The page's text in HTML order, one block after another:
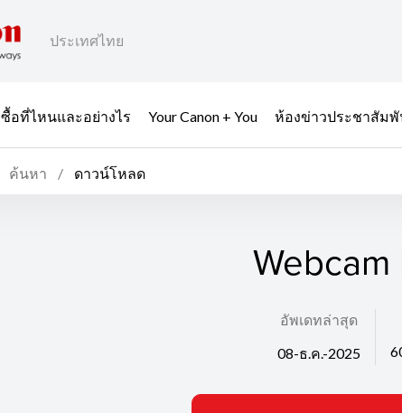
ประเทศไทย
ซื้อที่ไหนและอย่างไร Your Canon + You ห้องข่าวประชาสัม
ค้นหา ดาวน์โหลด
Webcam
อัพเดทล่าสุด
08-ธ.ค.-2025